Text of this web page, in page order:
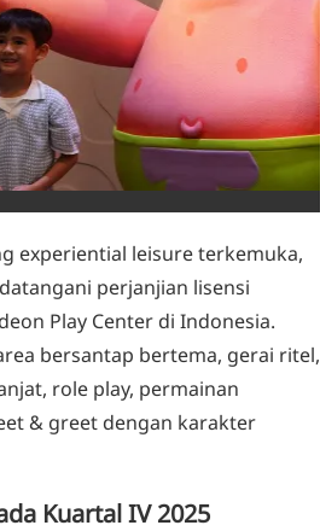
experiential leisure terkemuka,
perjanjian lisensi
Play Center di Indonesia.
bersantap bertema, gerai ritel,
role play, permainan
& greet dengan karakter
Kuartal IV 2025